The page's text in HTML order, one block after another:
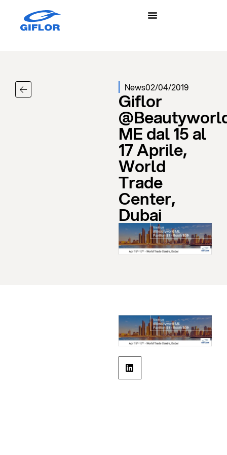
News02/04/2019
Giflor
ME dal 15 al
17 Aprile,
World
Trade
Center,
Dubai